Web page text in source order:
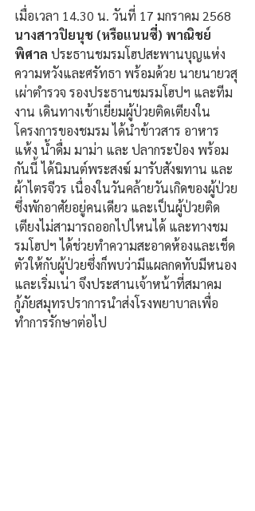
เมื่อเวลา 14.30 น. วันที่ 17 มกราคม 2568
นางสาวปิยนุช (หรือแนนซี่) พาณิชย์
พิศาล ประธานชมรมโฮปสะพานบุญแห่ง
ความหวังและศรัทธา พร้อมด้วย นายนายวสุ
เผ่าตำรวจ รองประธานชมรมโฮปฯ และทีม
งาน เดินทางเข้าเยี่ยมผู้ป่วยติดเตียงใน
โครงการของชมรม ได้นำข้าวสาร อาหาร
แห้ง น้ำดื่ม มาม่า และ ปลากระป๋อง พร้อม
กันนี้ ได้นิมนต์พระสงฆ์ มารับสังฆทาน และ
ผ้าไตรจีวร เนื่องในวันคล้ายวันเกิดของผู้ป่วย
ซึ่งพักอาศัยอยู่คนเดียว และเป็นผู้ป่วยติด
เตียงไม่สามารถออกไปไหนได้ และทางชม
รมโฮปฯ ได้ช่วยทำความสะอาดห้องและเช็ด
ตัวให้กับผู้ป่วยซึ่งก็พบว่ามีแผลกดทับมีหนอง
และเริ่มเน่า จึงประสานเจ้าหน้าที่สมาคม
กู้ภัยสมุทรปราการนำส่งโรงพยาบาลเพื่อ
ทำการรักษาต่อไป